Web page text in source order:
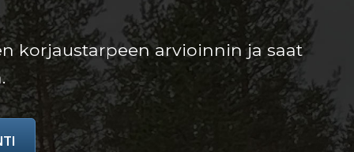
korjaustarpeen arvioinnin ja saat